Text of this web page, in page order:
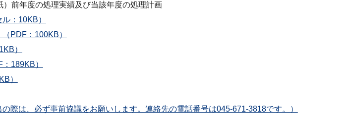
）前年度の処理実績及び当該年度の処理計画
：10KB）
PDF：100KB）
）
189KB）
）
際は、必ず事前協議をお願いします。連絡先の電話番号は045-671-3818です。）